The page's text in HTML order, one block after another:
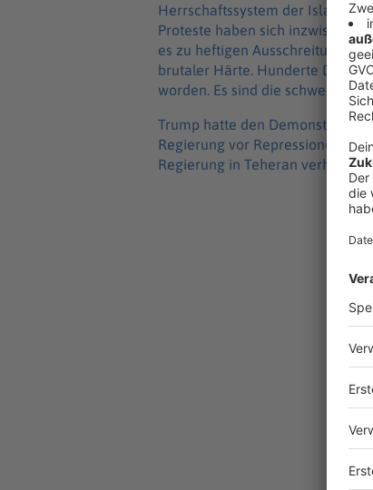
Herrschaftssystem der
Proteste haben sich inzwischen
es zu heftigen Ausschreitungen
brutaler Härte. Hunderte
worden. Es sind die schwersten
Trump hatte den
Regierung vor Repressionen
Regierung in Teheran